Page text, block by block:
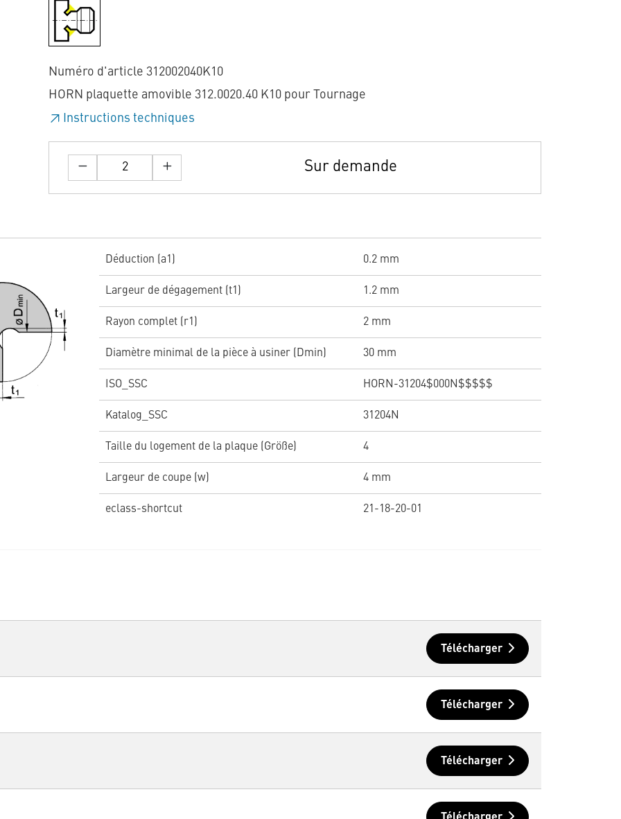
Numéro d'article 312002040K10
HORN plaquette amovible 312.0020.40 K10 pour Tournage
Instructions techniques
Sur demande
Déduction (a1) 0.2 mm
Largeur de dégagement (t1) 1.2 mm
Rayon complet (r1) 2 mm
Diamètre minimal de la pièce à usiner (Dmin) 30 mm
ISO_SSC HORN-31204$000N$$$$$
Katalog_SSC 31204N
Taille du logement de la plaque (Größe) 4
Largeur de coupe (w) 4 mm
eclass-shortcut 21-18-20-01
Télécharger
Télécharger
Télécharger